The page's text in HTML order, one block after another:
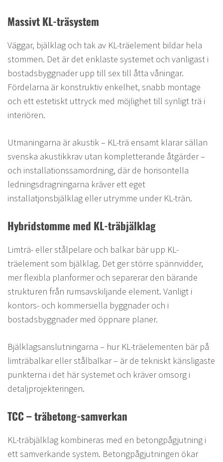
Massivt KL-träsystem
Väggar, bjälklag och tak av KL-träelement bildar hela
stommen. Det är det enklaste systemet och vanligast i
bostadsbyggnader upp till sex till åtta våningar.
Fördelarna är konstruktiv enkelhet, snabb montage
och ett estetiskt uttryck med möjlighet till synligt trä i
interiören.
Utmaningarna är akustik – KL-trä ensamt klarar sällan
svenska akustikkrav utan kompletterande åtgärder –
och installationssamordning, där de horisontella
ledningsdragningarna kräver ett eget
installatjonsbjälklag eller utrymme under KL-trän.
Hybridstomme med KL-träbjälklag
Limträ- eller stålpelare och balkar bär upp KL-
träelement som bjälklag. Det ger större spännvidder,
mer flexibla planformer och separerar den bärande
strukturen från rumsavskiljande element. Vanligt i
kontors- och kommersiella byggnader och i
bostadsbyggnader med öppnare planer.
Bjälklagsanslutningarna – hur KL-träelementen bär på
limträbalkar eller stålbalkar – är de tekniskt känsligaste
punkterna i det här systemet och kräver omsorg i
detaljprojekteringen.
TCC – träbetong-samverkan
KL-träbjälklag kombineras med en betongpågjutning i
ett samverkande system. Betongpågjutningen ökar